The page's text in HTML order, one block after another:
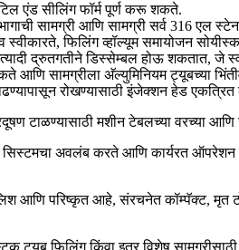
एंड सीलिंग फॉर्म पूर्ण करू शकते.
भागाची सामग्री आणि सामग्री सर्व 316
स्वीकारते, फिलिंग व्हॉल्यूम समायोजन
द्रुतगतीने डिस्सेम्बल होऊ शकतात,
सामग्रीला अ‍ॅल्युमिनियम ट्यूबच्या
रोखण्यासाठी इंजेक्शन हेड
टाळण्यासाठी मशीन टेबलच्या वरच्या
अवलंब करते आणि कार्यरत ऑपरेशन
आणि परिष्कृत आहे, संरचनेत कॉम्पॅक्ट, मृत
ट्यूब फिलिंग किंवा इतर विशेष